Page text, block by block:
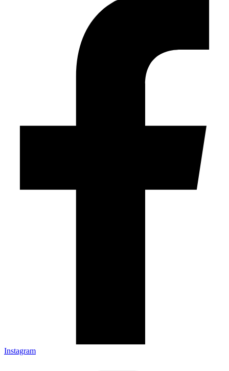
Instagram